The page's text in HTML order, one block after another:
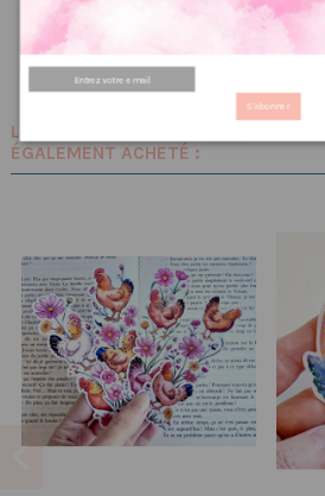
Ajouter au panier
LES CLIENTS QUI ONT ACHETÉ CE
ÉGALEMENT ACHETÉ :
S'abonner